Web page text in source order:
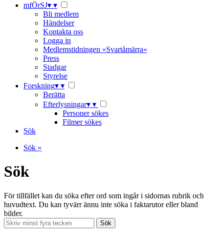
mfÖrSJ▾ ▾
Bli medlem
Händelser
Kontakta oss
Logga in
Medlemstidningen »Svartåmärra«
Press
Stadgar
Styrelse
Forskning▾ ▾
Berätta
Efterlysningar▾ ▾
Personer sökes
Filmer sökes
Sök
Sök «
Sök
För tillfället kan du söka efter ord som ingår i sidornas rubrik och
huvudtext. Du kan tyvärr ännu inte söka i faktarutor eller bland
bilder.